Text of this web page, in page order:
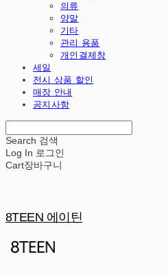
의류
양말
기타
관리 용품
개인결제창
세일
전시 상품 할인
매장 안내
공지사항
Search 검색
Log In 로그인
Cart장바구니
8TEEN 에이틴